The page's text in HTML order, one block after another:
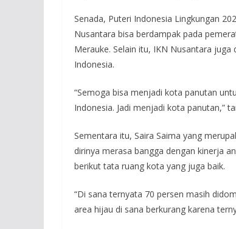
Senada, Puteri Indonesia Lingkungan
Nusantara bisa berdampak pada
Merauke. Selain itu, IKN Nusantara
Indonesia.
“Semoga bisa menjadi kota panutan
Indonesia. Jadi menjadi kota panutan,”
Sementara itu, Saira Saima yang
dirinya merasa bangga dengan kinerja
berikut tata ruang kota yang juga baik.
“Di sana ternyata 70 persen masih
area hijau di sana berkurang karena